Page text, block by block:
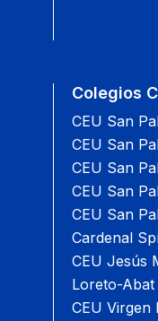
Colegios
CEU San
CEU San
CEU San
CEU San
CEU San
Cardenal
CEU Jesús
Loreto-Abat
CEU Virgen